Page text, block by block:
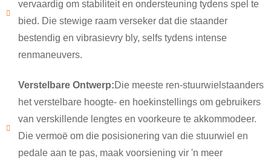
vervaardig om stabiliteit en ondersteuning tydens spel te
bied. Die stewige raam verseker dat die staander
bestendig en vibrasievry bly, selfs tydens intense
renmaneuvers.
Verstelbare Ontwerp:Die meeste ren-stuurwielstaanders
het verstelbare hoogte- en hoekinstellings om gebruikers
van verskillende lengtes en voorkeure te akkommodeer.
Die vermoë om die posisionering van die stuurwiel en
pedale aan te pas, maak voorsiening vir 'n meer